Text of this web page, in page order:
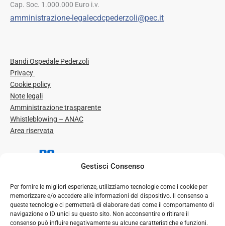
Gestisci Consenso
Per fornire le migliori esperienze, utilizziamo tecnologie come i cookie per
memorizzare e/o accedere alle informazioni del dispositivo. Il consenso a
queste tecnologie ci permetterà di elaborare dati come il comportamento di
navigazione o ID unici su questo sito. Non acconsentire o ritirare il
consenso può influire negativamente su alcune caratteristiche e funzioni.
Cap. Soc. 1.000.000 Euro i.v.
amministrazione-legalecdcpederzoli@pec.it
Bandi Ospedale Pederzoli
Privacy
Cookie policy
Note legali
Amministrazione trasparente
Whistleblowing – ANAC
Area riservata